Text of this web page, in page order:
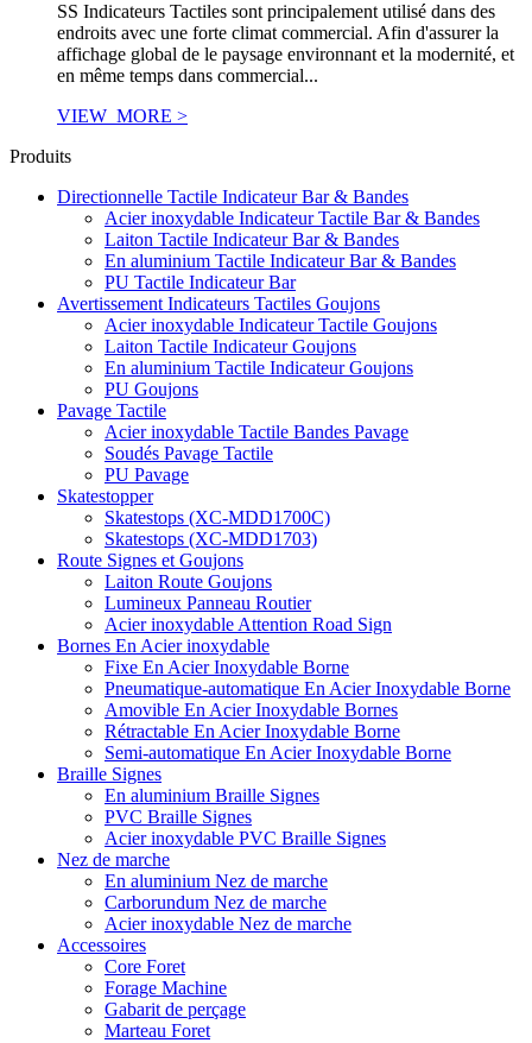
SS Indicateurs Tactiles sont principalement utilisé dans des
endroits avec une forte climat commercial. Afin d'assurer la
affichage global de le paysage environnant et la modernité, et
en même temps dans commercial...
VIEW_MORE >
Produits
Directionnelle Tactile Indicateur Bar & Bandes
Acier inoxydable Indicateur Tactile Bar & Bandes
Laiton Tactile Indicateur Bar & Bandes
En aluminium Tactile Indicateur Bar & Bandes
PU Tactile Indicateur Bar
Avertissement Indicateurs Tactiles Goujons
Acier inoxydable Indicateur Tactile Goujons
Laiton Tactile Indicateur Goujons
En aluminium Tactile Indicateur Goujons
PU Goujons
Pavage Tactile
Acier inoxydable Tactile Bandes Pavage
Soudés Pavage Tactile
PU Pavage
Skatestopper
Skatestops (XC-MDD1700C)
Skatestops (XC-MDD1703)
Route Signes et Goujons
Laiton Route Goujons
Lumineux Panneau Routier
Acier inoxydable Attention Road Sign
Bornes En Acier inoxydable
Fixe En Acier Inoxydable Borne
Pneumatique-automatique En Acier Inoxydable Borne
Amovible En Acier Inoxydable Bornes
Rétractable En Acier Inoxydable Borne
Semi-automatique En Acier Inoxydable Borne
Braille Signes
En aluminium Braille Signes
PVC Braille Signes
Acier inoxydable PVC Braille Signes
Nez de marche
En aluminium Nez de marche
Carborundum Nez de marche
Acier inoxydable Nez de marche
Accessoires
Core Foret
Forage Machine
Gabarit de perçage
Marteau Foret